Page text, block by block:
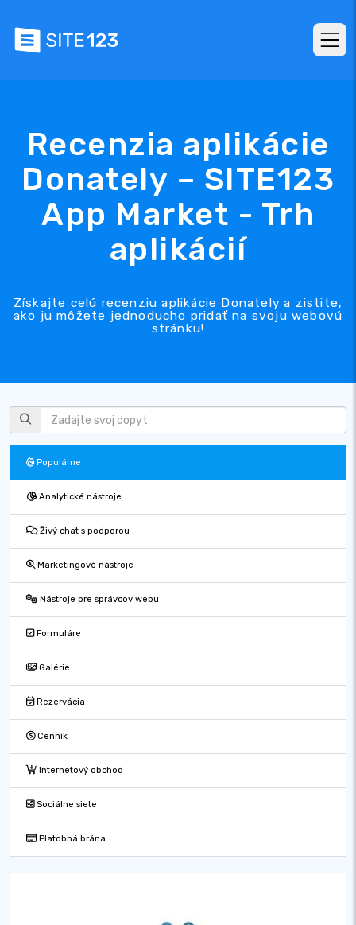
Recenzia aplikácie
Donately – SITE123
App Market - Trh
aplikácií
Získajte celú recenziu aplikácie Donately a zistite,
ako ju môžete jednoducho pridať na svoju webovú
stránku!
Populárne
Analytické nástroje
Živý chat s podporou
Marketingové nástroje
Nástroje pre správcov webu
Formuláre
Galérie
Rezervácia
Cenník
Internetový obchod
Sociálne siete
Platobná brána